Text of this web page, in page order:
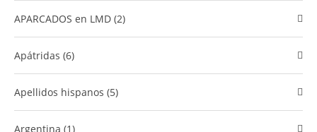
APARCADOS en LMD (2)
Apátridas (6)
Apellidos hispanos (5)
Argentina (1)